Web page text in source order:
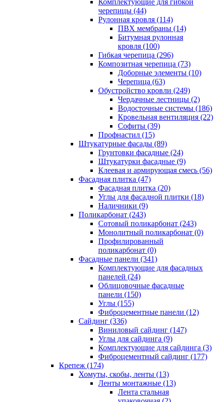
Комплектующие для гибкой
черепицы (44)
Рулонная кровля (114)
ПВХ мембраны (14)
Битумная рулонная
кровля (100)
Гибкая черепица (296)
Композитная черепица (73)
Доборные элементы (10)
Черепица (63)
Обустройство кровли (249)
Чердачные лестницы (2)
Водосточные системы (186)
Кровельная вентиляция (22)
Cофиты (39)
Профнастил (15)
Штукатурные фасады (89)
Грунтовки фасадные (24)
Штукатурки фасадные (9)
Клеевая и армирующая смесь (56)
Фасадная плитка (47)
Фасадная плитка (20)
Углы для фасадной плитки (18)
Наличники (9)
Поликарбонат (243)
Сотовый поликарбонат (243)
Монолитный поликарбонат (0)
Профилированный
поликарбонат (0)
Фасадные панели (341)
Комплектующие для фасадных
панелей (24)
Облицовочные фасадные
панели (150)
Углы (155)
Фиброцементные панели (12)
Сайдинг (336)
Виниловый сайдинг (147)
Углы для сайдинга (9)
Комплектующие для сайдинга (3)
Фиброцементный сайдинг (177)
Крепеж (174)
Хомуты, скобы, ленты (13)
Ленты монтажные (13)
Лента стальная